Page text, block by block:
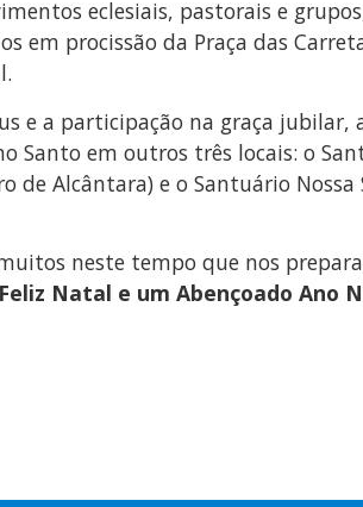
eclesiais, pastorais e
em procissão da Praça das
e a participação na graça jubilar,
Santo em outros três locais: o
de Alcântara) e o Santuário
neste tempo que nos
Feliz Natal e um Abençoado Ano